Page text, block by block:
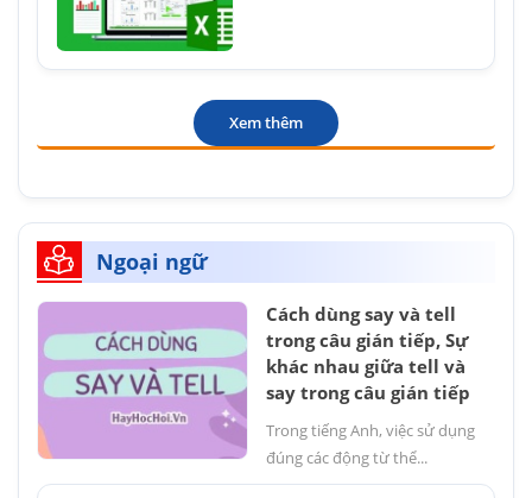
Xem thêm
Ngoại ngữ
Cách dùng say và tell
trong câu gián tiếp, Sự
khác nhau giữa tell và
say trong câu gián tiếp
Trong tiếng Anh, việc sử dụng
đúng các động từ thể...